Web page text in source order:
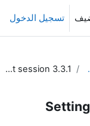
تسجيل الدخول
3.3
3.3.1 Setting up a chat session